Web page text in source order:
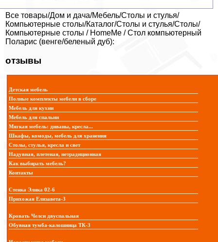
Все товары/Дом и дача/Мебель/Столы и стулья/
Компьютерные столы/Каталог/Столы и стулья/Столы/
Компьютерные столы / HomeMe / Стол компьютерный
Поларис (венге/беленый дуб):
отзывы
Детская мебель
Полные комплекты мебели в сборе
Мебель для кухни
Мебель для спальни
Мягкая мебель: диваны, кресла...
Шкафы, комоды, мебель для хранения
Столы, стулья, кресла и свет
Надувная, плетеная, нетрадиционная
Как выбирать мебель?
Контакты
Стенка Элика 02-6
Прихожая Елизавета-3
Кровать Челси двуспальная
Обувная тумба-калошница ТК-3